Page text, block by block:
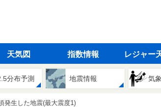
天気図 指数情報 レジャー
分布予測 地震情報 気
発生した地震(最大震度1)